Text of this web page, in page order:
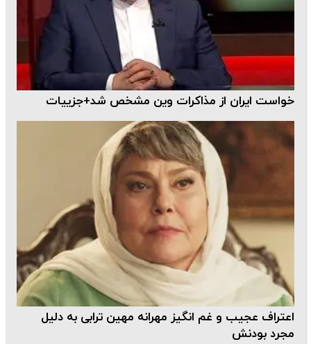
خواست ایران از مذاکرات وین مشخص شد+جزییات
اعتراف عجیب و غم انگیز مهرانه مهین ترابی به دلیل
مجرد بودنش